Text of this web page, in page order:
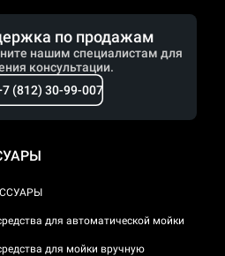
по продажам
нашим специалистам для
консультации.
(812) 30-99-007
для автоматической мойки
для мойки вручную